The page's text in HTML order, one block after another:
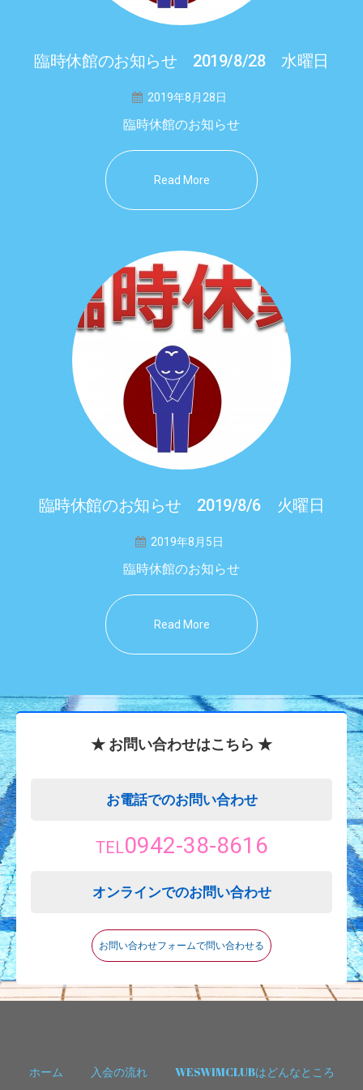
臨時休館のお知らせ 2019/8/28 水曜日
2019年8月28日
臨時休館のお知らせ
Read More
臨時休館のお知らせ 2019/8/6 火曜日
2019年8月5日
臨時休館のお知らせ
Read More
★ お問い合わせはこちら ★
お電話でのお問い合わせ
TEL0942-38-8616
オンラインでのお問い合わせ
お問い合わせフォームで問い合わせる
ホーム 入会の流れ WESWIMCLUBはどんなところ